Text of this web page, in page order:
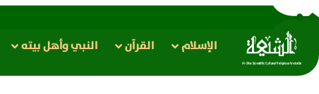
الإسلام القرآن النبي وأهل بيته